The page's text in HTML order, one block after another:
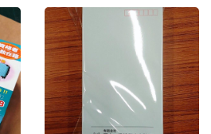
オーダーメイドのクリスマスイベン
ト招待状
その他
#オリジナル #オーダーメイド #イベント